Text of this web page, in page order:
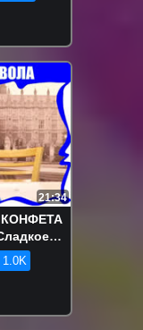
21:34
в
Шоу